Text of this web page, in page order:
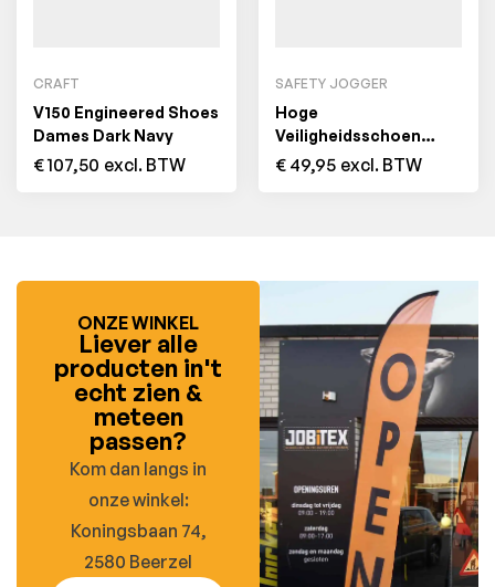
CRAFT
V150 Engineered Shoes
Dames Dark Navy
€107,50 excl. BTW
SAFETY JOGGER
Hoge
Veiligheidsschoen
CADOR S3 ESD SRC
€ 49,95 excl. BTW
ONZE WINKEL
Liever alle
producten in't
echt zien &
meteen
passen?
Kom dan langs in
onze winkel:
Koningsbaan 74,
2580 Beerzel